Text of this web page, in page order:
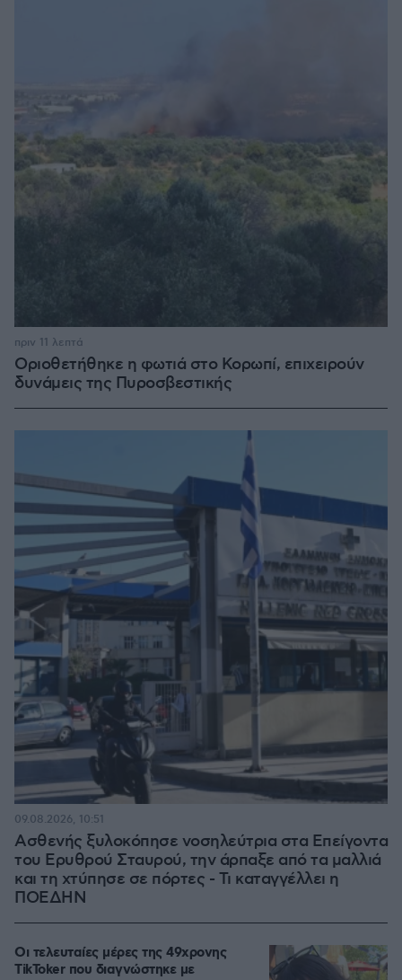
Οριοθετήθηκε η φωτιά στο Κορωπί, επιχειρούν
δυνάμεις της Πυροσβεστικής
πριν 11 λεπτά
Ασθενής ξυλοκόπησε νοσηλεύτρια στα Επείγοντα
του Ερυθρού Σταυρού, την άρπαξε από τα μαλλιά
και τη χτύπησε σε πόρτες - Τι καταγγέλλει η
ΠΟΕΔΗΝ
09.08.2026, 10:51
Οι τελευταίες μέρες της 49χρονης
TikToker που διαγνώστηκε με